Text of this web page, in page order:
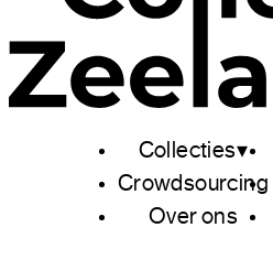
Collecties
Crowdsourcing
Over ons